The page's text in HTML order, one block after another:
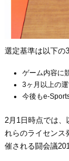
選定基準は以下の3
ゲーム内容に
3ヶ月以上の
今後もe-
2月1日時点では、
れらのライセンス
催される闘会議